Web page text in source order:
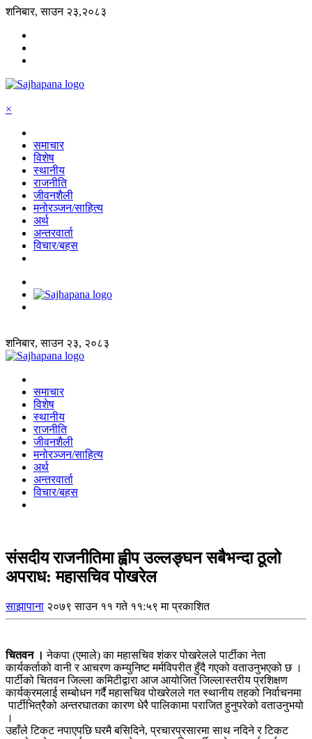
शनिबार, साउन २३,२०८३
×
समाचार
विशेष
स्थानीय
राजनीति
जीवनशैली
मनोरञ्जन/साहित्य
अर्थ
अन्तरवार्ता
विचार/बहस
शनिबार, साउन २३, २०८३
समाचार
विशेष
स्थानीय
राजनीति
जीवनशैली
मनोरञ्जन/साहित्य
अर्थ
अन्तरवार्ता
विचार/बहस
संसदीय राजनीतिमा ह्वीप उल्लङ्घन सबैभन्दा ठूलो
अपराध: महासचिव पोखरेल
साझापाना २०७९ साउन ११ गते ११:५९ मा प्रकाशित
चितवन । नेकपा (एमाले) का महासचिव शंकर पोखरेलले पार्टीका नेता
कार्यकर्ताको वानी र आचरण कम्युनिष्ट मर्मविपरीत हुँदै गएको वताउनुभएको छ ।
पार्टीको चितवन जिल्ला कमिटीद्वारा आज आयोजित जिल्लास्तरीय प्रशिक्षण
कार्यक्रमलाई सम्बोधन गर्दै महासचिव पोखरेलले गत स्थानीय तहको निर्वाचनमा
पार्टीभित्रैको अन्तरघातका कारण धेरै पालिकामा पराजित हुनुपरेको वताउनुभयो
।
उहाँले टिकट नपाएपछि घरमै बसिदिने, प्रचारप्रसारमा साथ नदिने र टिकट